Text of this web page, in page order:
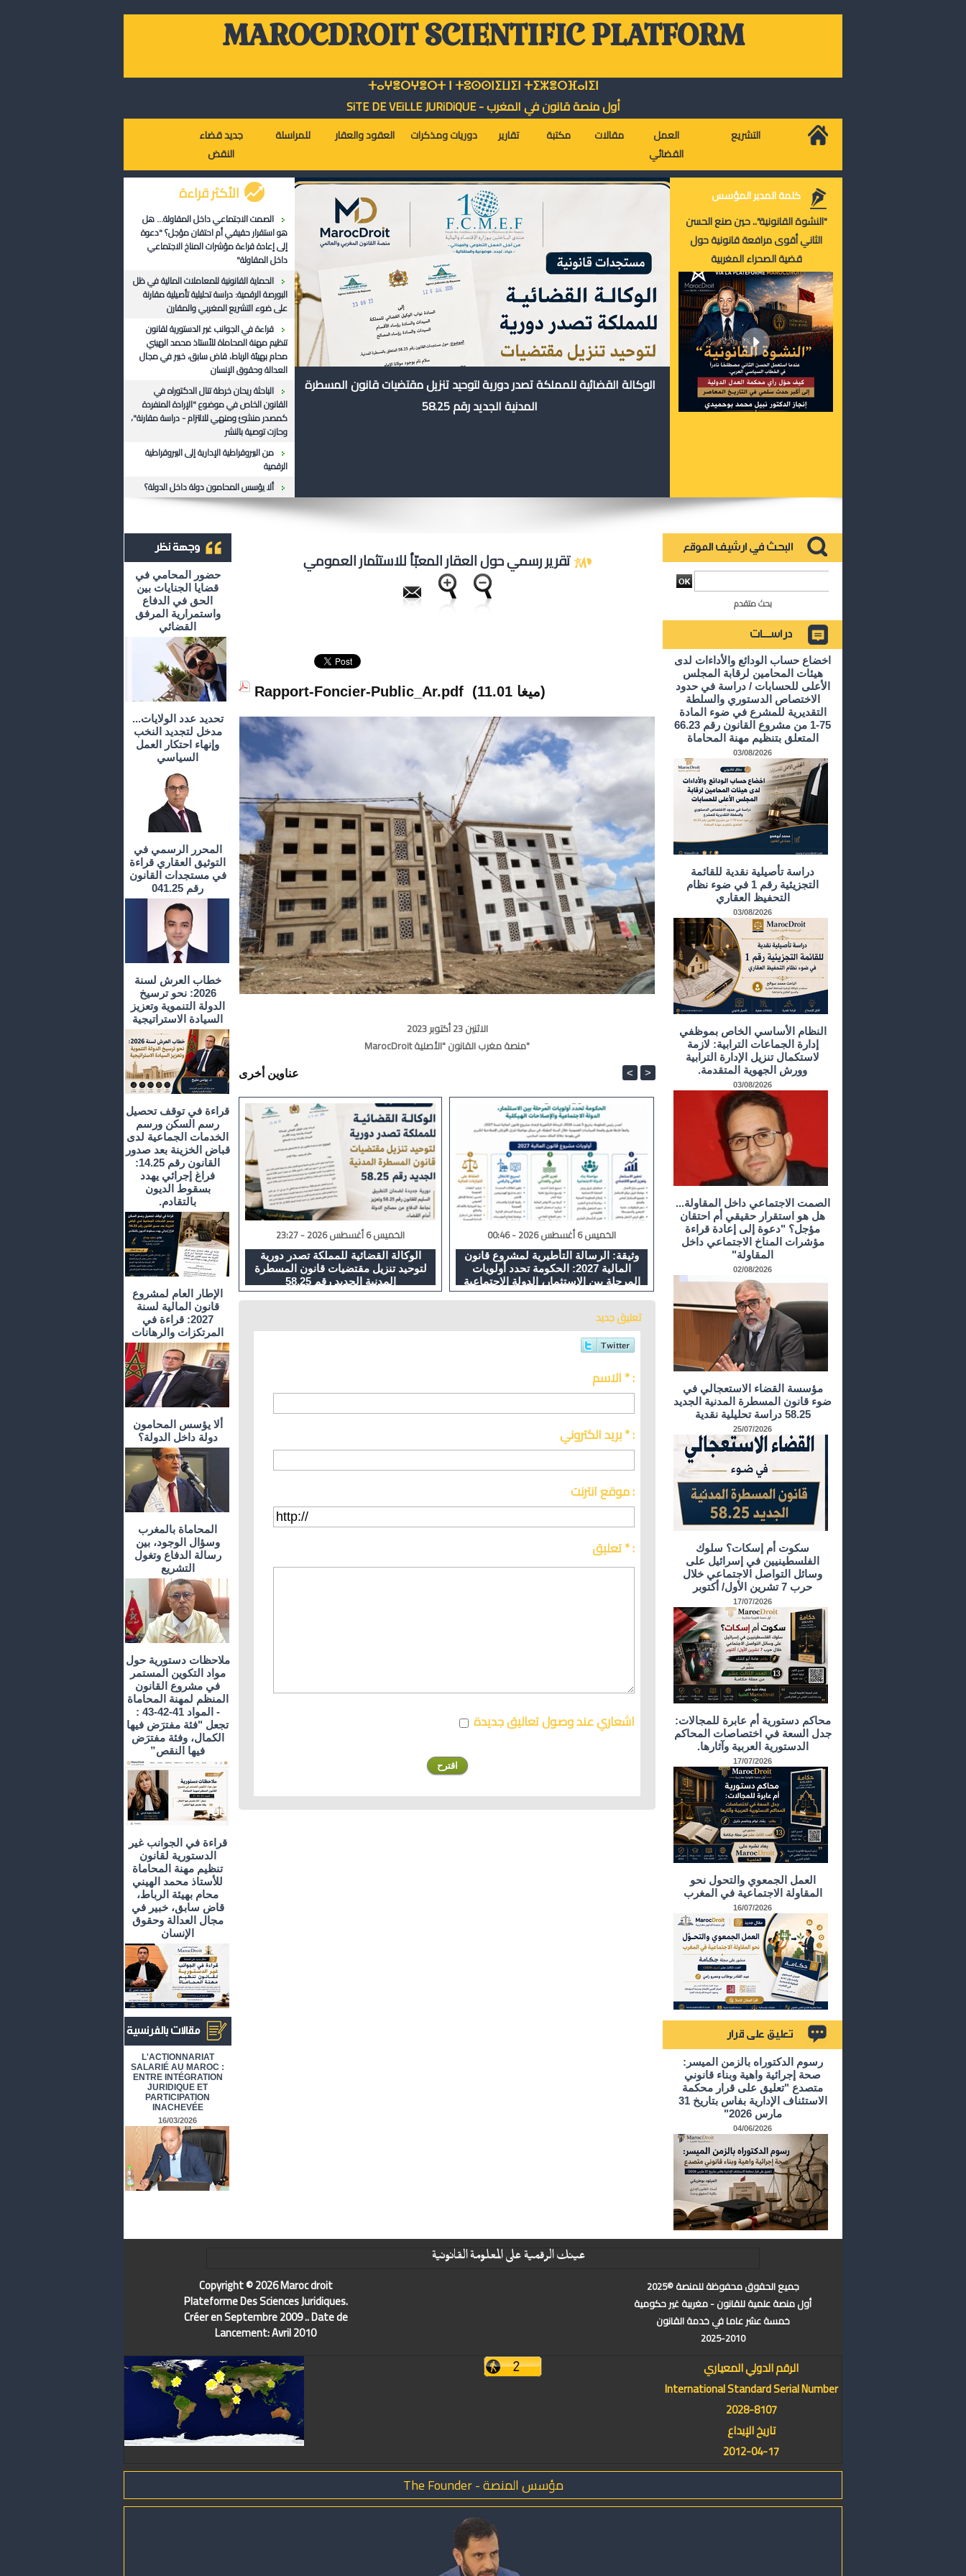
MAROCDROIT SCIENTIFIC PLATFORM
ⵜⴰⵖⴻⵔⵖⴻⵔⵜ ⵏ ⵜⵓⵙⵙⵏⵉⵡⵉⵏ ⵜⵉⵣⴻⵔⴼⴰⵏⵉⵏ
أول منصة قانون في المغرب - SiTE DE VEiLLE JURiDiQUE
جديد قضاء
النقض
للمراسلة العقود والعقار دوريات ومذكرات تقارير مكتبة مقالات
العمل
القضائي
التشريع
الأكثر قراءة
الصمت الاجتماعي داخل المقاولة... هل
هو استقرار حقيقي أم احتقان مؤجل؟ "دعوة
إلى إعادة قراءة مؤشرات المناخ الاجتماعي
داخل المقاولة"
الحماية القانونية للمعاملات المالية في ظل
البورصة الرقمية: دراسة تحليلية تأصيلية مقارنة
على ضوء التشريع المغربي والمقارن
قراءة في الجوانب غير الدستورية لقانون
تنظيم مهنة المحاماة للأستاذ محمد الهيني
محام بهيئة الرباط، قاض سابق، خبير في مجال
العدالة وحقوق الإنسان
الباحثة ريحان خرطة تنال الدكتوراه في
القانون الخاص في موضوع "الإرادة المنفردة
كمصدر منشئ ومنهي للالتزام - دراسة مقارنة"،
وحازت توصية بالنشر
من البيروقراطية الإدارية إلى البيروقراطية
الرقمية
ألا يؤسس المحامون دولة داخل الدولة؟
الوكالة القضائية للمملكة تصدر دورية لتوحيد تنزيل مقتضيات قانون المسطرة
المدنية الجديد رقم 58.25
كلمة المدير المؤسس
"النشوة القانونية".. حين صنع الحسن
الثاني أقوى مرافعة قانونية حول
قضية الصحراء المغربية
حضور المحامي في
قضايا الجنايات بين
الحق في الدفاع
واستمرارية المرفق
القضائي
تحديد عدد الولايات...
مدخل لتجديد النخب
وإنهاء احتكار العمل
السياسي
المحرر الرسمي في
التوثيق العقاري قراءة
في مستجدات القانون
رقم 041.25
خطاب العرش لسنة
2026: نحو ترسيخ
الدولة التنموية وتعزيز
السيادة الاستراتيجية
قراءة في توقف تحصيل
رسم السكن ورسم
الخدمات الجماعية لدى
قباض الخزينة بعد صدور
القانون رقم 14.25:
فراغ إجرائي يهدد
بسقوط الديون
بالتقادم.
الإطار العام لمشروع
قانون المالية لسنة
2027: قراءة في
المرتكزات والرهانات
ألا يؤسس المحامون
دولة داخل الدولة؟
المحاماة بالمغرب
وسؤال الوجود، بين
رسالة الدفاع وتغول
التشريع
ملاحظات دستورية حول
مواد التكوين المستمر
في مشروع القانون
المنظم لمهنة المحاماة
- المواد 41-42-43 :
تجعل "فئة مفترَض فيها
الكمال، وفئة مفترَض
فيها النقص”
قراءة في الجوانب غير
الدستورية لقانون
تنظيم مهنة المحاماة
للأستاذ محمد الهيني
محام بهيئة الرباط،
قاض سابق، خبير في
مجال العدالة وحقوق
الإنسان
L'ACTIONNARIAT
SALARIÉ AU MAROC :
ENTRE INTÉGRATION
JURIDIQUE ET
PARTICIPATION
INACHEVÉE
16/03/2026
تقرير رسمي حول العقار المعبّأ للاستثمار العمومي
Rapport-Foncier-Public_Ar.pdf (11.01 ميغا)
الاثنين 23 أكتوبر 2023
MarocDroit منصة مغرب القانون "الأصلية"
عناوين أخرى < >
الخميس 6 أغسطس 2026 - 23:27
الوكالة القضائية للمملكة تصدر دورية
لتوحيد تنزيل مقتضيات قانون المسطرة
المدنية الجديد رقم 58.25
الخميس 6 أغسطس 2026 - 00:46
وثيقة: الرسالة التأطيرية لمشروع قانون
المالية 2027: الحكومة تحدد أولويات
المرحلة بين الاستثمار، الدولة الاجتماعية
والإصلاحات الهيكلية
تعليق جديد
الاسم * :
بريد الكتروني * :
موقع انترنت :
تعليق * :
اشعاري عند وصول تعاليق جديدة
بحث متقدم
اخضاع حساب الودائع والأداءات لدى
هيئات المحامين لرقابة المجلس
الأعلى للحسابات / دراسة في حدود
الاختصاص الدستوري والسلطة
التقديرية للمشرع في ضوء المادة
75-1 من مشروع القانون رقم 66.23
المتعلق بتنظيم مهنة المحاماة
03/08/2026
دراسة تأصيلية نقدية للقائمة
التجزيئية رقم 1 في ضوء نظام
التحفيظ العقاري
03/08/2026
النظام الأساسي الخاص بموظفي
إدارة الجماعات الترابية: لازمة
لاستكمال تنزيل الإدارة الترابية
وورش الجهوية المتقدمة.
03/08/2026
الصمت الاجتماعي داخل المقاولة...
هل هو استقرار حقيقي أم احتقان
مؤجل؟ "دعوة إلى إعادة قراءة
مؤشرات المناخ الاجتماعي داخل
المقاولة"
02/08/2026
مؤسسة القضاء الاستعجالي في
ضوء قانون المسطرة المدنية الجديد
58.25 دراسة تحليلية نقدية
25/07/2026
سكوت أم إسكات؟ سلوك
الفلسطينيين في إسرائيل على
وسائل التواصل الاجتماعي خلال
حرب 7 تشرين الأول/ أكتوبر
17/07/2026
محاكم دستورية أم عابرة للمجالات:
جدل السعة في اختصاصات المحاكم
الدستورية العربية وآثارها.
17/07/2026
العمل الجمعوي والتحول نحو
المقاولة الاجتماعية في المغرب
16/07/2026
رسوم الدكتوراه بالزمن الميسر:
صحة إجرائية واهية وبناء قانوني
متصدع "تعليق على قرار محكمة
الاستئناف الإدارية بفاس بتاريخ 31
مارس 2026"
04/06/2026
عينك الرقمية على المعلومة القانونية
Copyright © 2026 Maroc droit
Plateforme Des Sciences Juridiques.
Créer en Septembre 2009 .. Date de
Lancement: Avril 2010
جميع الحقوق محفوظة للمنصة ©2025
أول منصة علمية للقانون - مغربية غير حكومية
خمسة عشر عاما في خدمة القانون
2025-2010
الرقم الدولي المعياري
International Standard Serial Number
2028-8107
تاريخ الإيداع
2012-04-17
مؤسس المنصة - The Founder